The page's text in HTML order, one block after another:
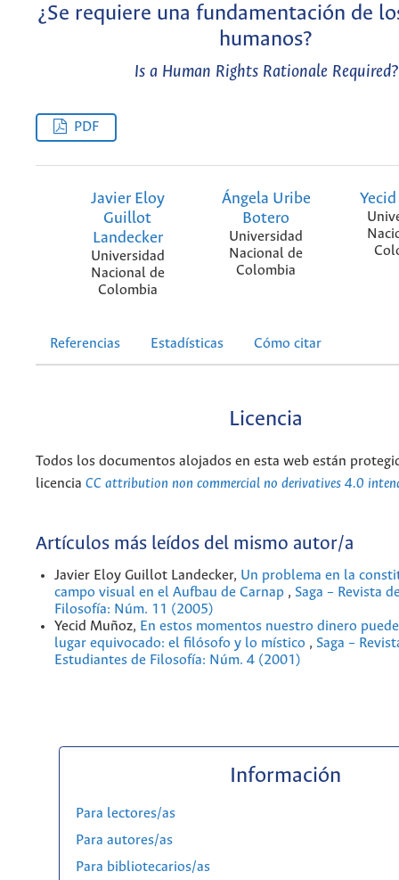
¿Se requiere una fundamentación de
humanos?
Is a Human Rights Rationale Required?
PDF
Javier Eloy
Guillot
Landecker
Universidad
Nacional de
Colombia
Ángela Uribe
Botero
Universidad
Nacional de
Colombia
Referencias Estadísticas Cómo citar
Licencia
Todos los documentos alojados en esta web están
licencia CC attribution non commercial no derivatives 4.0
Artículos más leídos del mismo autor/a
Javier Eloy Guillot Landecker, Un problema en la
campo visual en el Aufbau de Carnap , Saga – Revista
Filosofía: Núm. 11 (2005)
Yecid Muñoz, En estos momentos nuestro dinero
lugar equivocado: el filósofo y lo místico , Saga –
Estudiantes de Filosofía: Núm. 4 (2001)
Información
Para lectores/as
Para autores/as
Para bibliotecarios/as